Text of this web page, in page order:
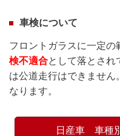
車検について
フロントガラスに一定の
検不適合として落とされ
は公道走行はできません
なります。
日産車 車種